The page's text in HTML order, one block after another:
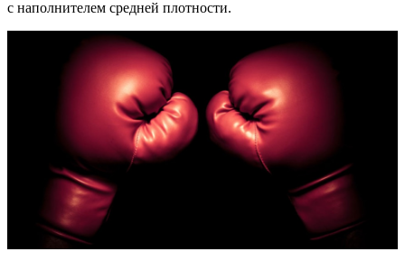
с наполнителем средней плотности.